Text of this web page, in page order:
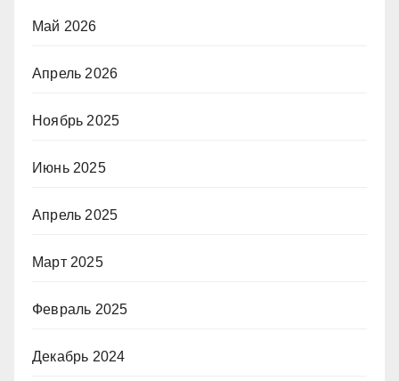
Май 2026
Апрель 2026
Ноябрь 2025
Июнь 2025
Апрель 2025
Март 2025
Февраль 2025
Декабрь 2024